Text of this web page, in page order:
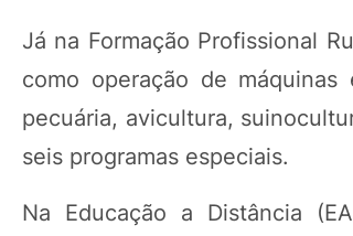
Já na Formação Profissional
como operação de máquinas
pecuária, avicultura,
seis programas especiais.
Na Educação a Distância